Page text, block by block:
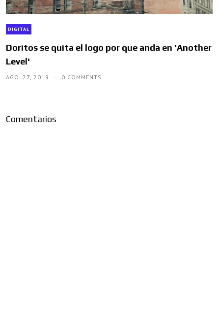
DIGITAL
Doritos se quita el logo por que anda en 'Another
Level'
AGO. 27, 2019 0 COMMENTS
Comentarios